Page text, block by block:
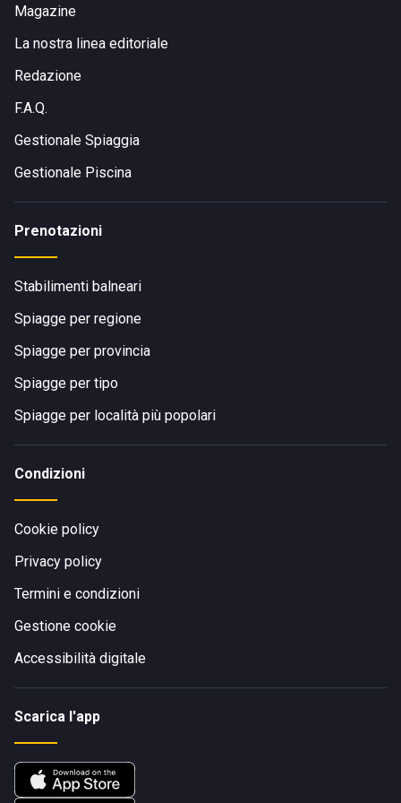
Magazine
La nostra linea editoriale
Redazione
F.A.Q.
Gestionale Spiaggia
Gestionale Piscina
Prenotazioni
Stabilimenti balneari
Spiagge per regione
Spiagge per provincia
Spiagge per tipo
Spiagge per località più popolari
Condizioni
Cookie policy
Privacy policy
Termini e condizioni
Gestione cookie
Accessibilità digitale
Scarica l'app